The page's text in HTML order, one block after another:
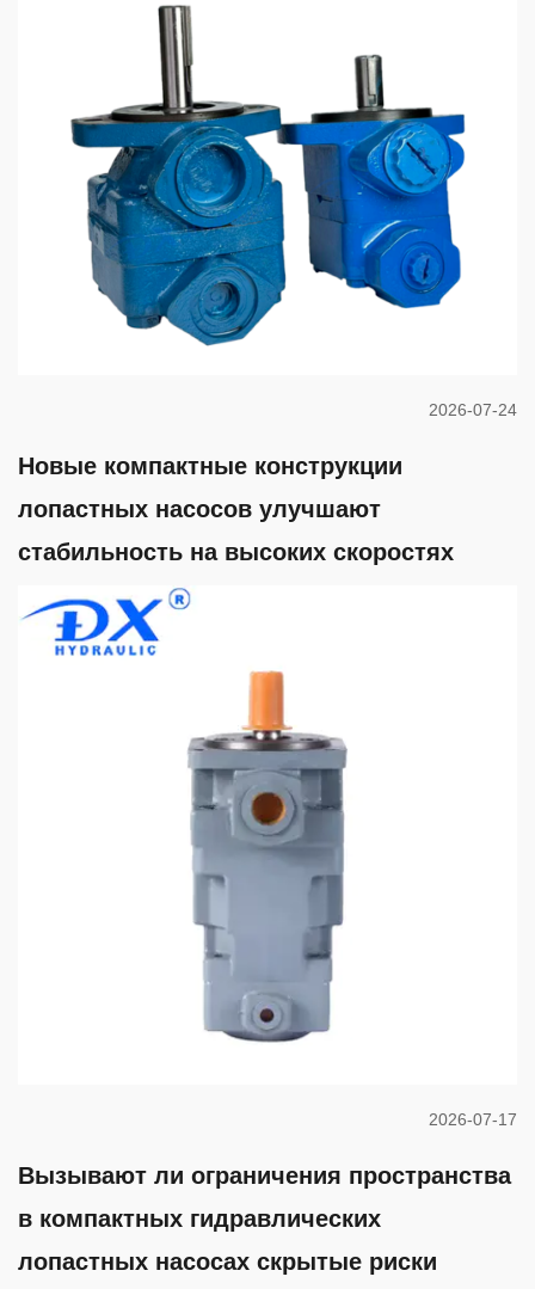
2026-07-24
Новые компактные конструкции
лопастных насосов улучшают
стабильность на высоких скоростях
2026-07-17
Вызывают ли ограничения пространства
в компактных гидравлических
лопастных насосах скрытые риски